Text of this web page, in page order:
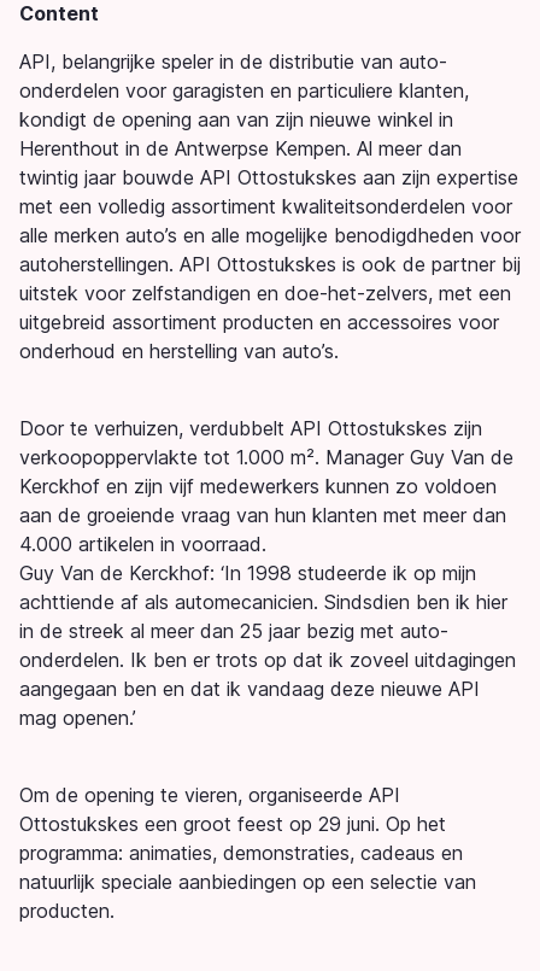
Content
API, belangrijke speler in de distributie van auto-
onderdelen voor garagisten en particuliere klanten,
kondigt de opening aan van zijn nieuwe winkel in
Herenthout in de Antwerpse Kempen. Al meer dan
twintig jaar bouwde API Ottostukskes aan zijn expertise
met een volledig assortiment kwaliteitsonderdelen voor
alle merken auto’s en alle mogelijke benodigdheden voor
autoherstellingen. API Ottostukskes is ook de partner bij
uitstek voor zelfstandigen en doe-het-zelvers, met een
uitgebreid assortiment producten en accessoires voor
onderhoud en herstelling van auto’s.
Door te verhuizen, verdubbelt API Ottostukskes zijn
verkoopoppervlakte tot 1.000 m². Manager Guy Van de
Kerckhof en zijn vijf medewerkers kunnen zo voldoen
aan de groeiende vraag van hun klanten met meer dan
4.000 artikelen in voorraad.
Guy Van de Kerckhof: ‘In 1998 studeerde ik op mijn
achttiende af als automecanicien. Sindsdien ben ik hier
in de streek al meer dan 25 jaar bezig met auto-
onderdelen. Ik ben er trots op dat ik zoveel uitdagingen
aangegaan ben en dat ik vandaag deze nieuwe API
mag openen.’
Om de opening te vieren, organiseerde API
Ottostukskes een groot feest op 29 juni. Op het
programma: animaties, demonstraties, cadeaus en
natuurlijk speciale aanbiedingen op een selectie van
producten.